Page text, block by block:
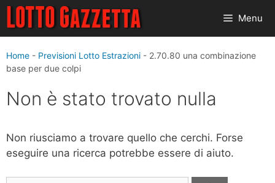
Vai
contenuto
Menu
Home - Previsioni Lotto Estrazioni - 2.70.80 una combinazione
base per due colpi
Non è stato trovato nulla
Non riusciamo a trovare quello che cerchi. Forse
eseguire una ricerca potrebbe essere di aiuto.